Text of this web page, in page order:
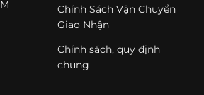
Chính Sách Vận Chuyển
Giao Nhận
Chính sách, quy định
chung